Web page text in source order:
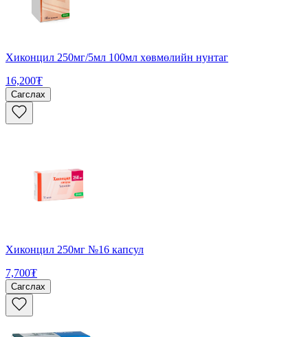
Хиконцил 250мг/5мл 100мл хөвмөлийн нунтаг
16,200₮
Сагслах
Хиконцил 250мг №16 капсул
7,700₮
Сагслах